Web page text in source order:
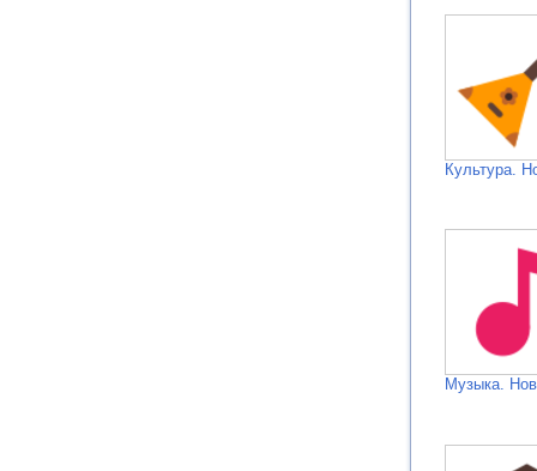
Культура.
Музыка.